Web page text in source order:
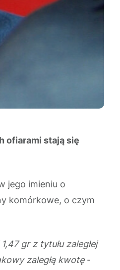
ofiarami stają się
jego imieniu o
komórkowe, o czym
gr z tytułu zaległej
zaległą kwotę -